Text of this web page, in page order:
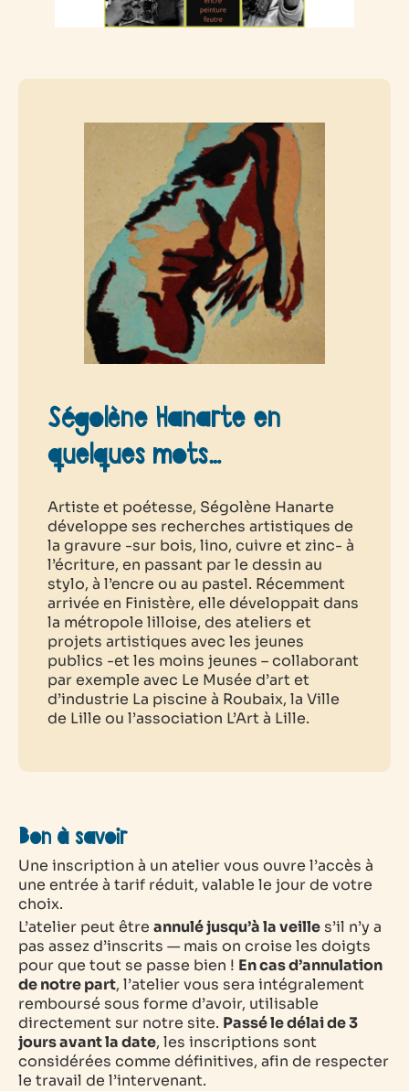
Ségolène Hanarte en
quelques mots…
Artiste et poétesse, Ségolène Hanarte
développe ses recherches artistiques de
la gravure -sur bois, lino, cuivre et zinc- à
l’écriture, en passant par le dessin au
stylo, à l’encre ou au pastel. Récemment
arrivée en Finistère, elle développait dans
la métropole lilloise, des ateliers et
projets artistiques avec les jeunes
publics -et les moins jeunes – collaborant
par exemple avec Le Musée d’art et
d’industrie La piscine à Roubaix, la Ville
de Lille ou l’association L’Art à Lille.
Bon à savoir
Une inscription à un atelier vous ouvre l’accès à
une entrée à tarif réduit, valable le jour de votre
choix.
L’atelier peut être annulé jusqu’à la veille s’il n’y a
pas assez d’inscrits — mais on croise les doigts
pour que tout se passe bien ! En cas d’annulation
de notre part, l’atelier vous sera intégralement
remboursé sous forme d’avoir, utilisable
directement sur notre site. Passé le délai de 3
jours avant la date, les inscriptions sont
considérées comme définitives, afin de respecter
le travail de l’intervenant.